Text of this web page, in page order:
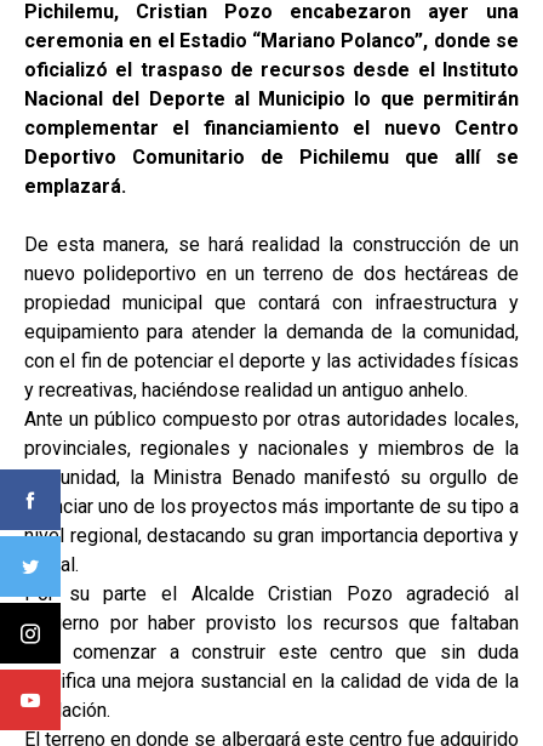
Pichilemu, Cristian Pozo encabezaron ayer una
ceremonia en el Estadio “Mariano Polanco”, donde se
oficializó el traspaso de recursos desde el Instituto
Nacional del Deporte al Municipio lo que permitirán
complementar el financiamiento el nuevo Centro
Deportivo Comunitario de Pichilemu que allí se
emplazará.
De esta manera, se hará realidad la construcción de un
nuevo polideportivo en un terreno de dos hectáreas de
propiedad municipal que contará con infraestructura y
equipamiento para atender la demanda de la comunidad,
con el fin de potenciar el deporte y las actividades físicas
y recreativas, haciéndose realidad un antiguo anhelo.
Ante un público compuesto por otras autoridades locales,
provinciales, regionales y nacionales y miembros de la
comunidad, la Ministra Benado manifestó su orgullo de
anunciar uno de los proyectos más importante de su tipo a
nivel regional, destacando su gran importancia deportiva y
social.
Por su parte el Alcalde Cristian Pozo agradeció al
gobierno por haber provisto los recursos que faltaban
para comenzar a construir este centro que sin duda
significa una mejora sustancial en la calidad de vida de la
población.
El terreno en donde se albergará este centro fue adquirido